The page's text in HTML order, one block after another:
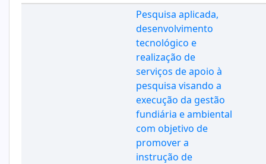
Pesquisa aplicada,
desenvolvimento
tecnológico e
realização de
serviços de apoio à
pesquisa visando a
execução da gestão
fundiária e ambiental
com objetivo de
promover a
instrução de